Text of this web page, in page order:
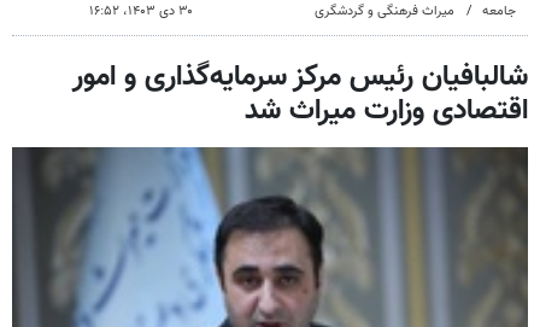
جامعه میراث فرهنگی و گردشگری ۳۰ دی ۱۴۰۳، ۱۶:۵۲
شالبافیان رئیس مرکز سرمایه‌گذاری و امور
اقتصادی وزارت میراث شد